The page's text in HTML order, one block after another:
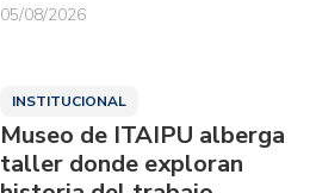
05/08/2026
INSTITUCIONAL
Museo de ITAIPU alberga
taller donde exploran